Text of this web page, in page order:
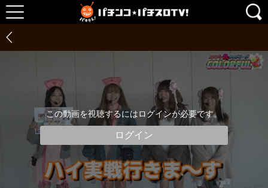
この動画を視聴するにはログインが必要です。
ログイン